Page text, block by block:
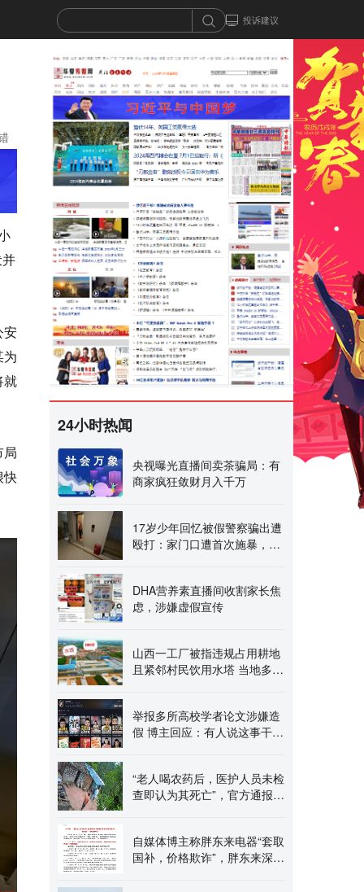
投诉建议
并
安
为
就
局
快
24小时热闻
央视曝光直播间卖茶骗局：有
商家疯狂敛财月入千万
17岁少年回忆被假警察骗出遭
殴打：家门口遭首次施暴，父
DHA营养素直播间收割家长焦
虑，涉嫌虚假宣传
山西一工厂被指违规占用耕地
且紧邻村民饮用水塔 当地多部
举报多所高校学者论文涉嫌造
假 博主回应：有人说这事干得
“老人喝农药后，医护人员未检
查即认为其死亡”，官方通报：
自媒体博主称胖东来电器“套取
国补，价格欺诈”，胖东来深夜